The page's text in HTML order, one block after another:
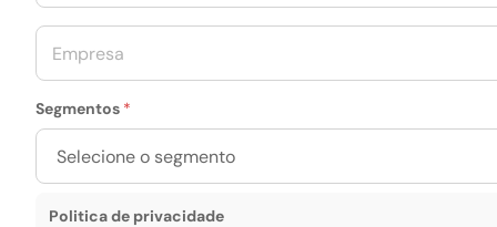
e
e
*
E
p
e
s
*
Segmentos *
Politica de privacidade